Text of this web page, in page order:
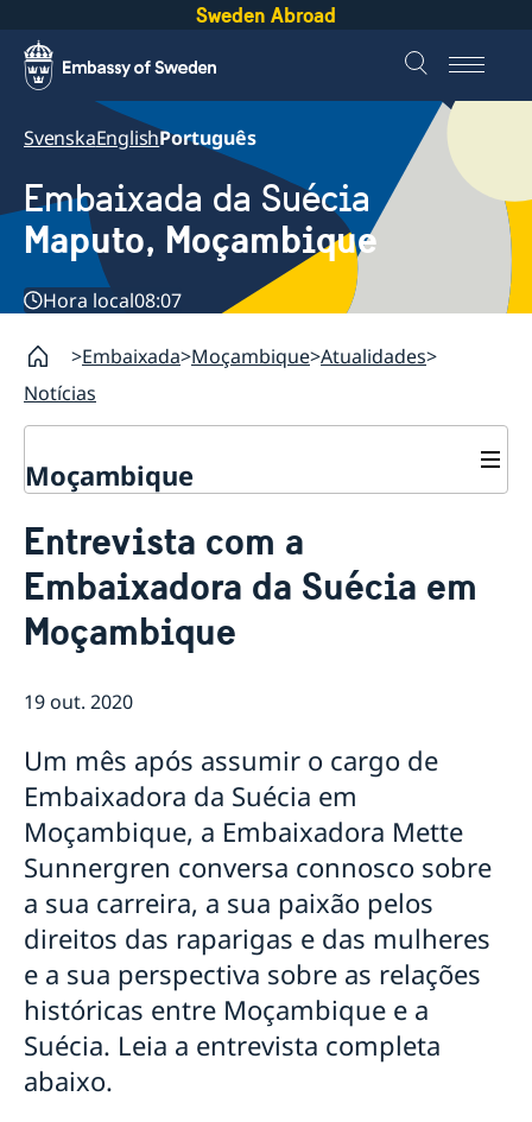
Sweden Abroad
SvenskaEnglishPortuguês
Embaixada da Suécia
Maputo, Moçambique
Hora local08:07
Embaixada Moçambique Atualidades
Notícias
Moçambique
Sobre nós
Pessoal da Embaixada
Atualidades
Notícias
Vistos e Permissões de Residência, Trabalho e
Estudante para a Suécia
para a Embaixada da Suécia em Maputo
Provedora de Justiça da Criança da Suécia visita
Moçambique
Suécia e parceiros lançam subsídio para crianças em
Nampula
Entrevista com a
Embaixadora da Suécia em
Moçambique
19 out. 2020
Um mês após assumir o cargo de
Embaixadora da Suécia em
Moçambique, a Embaixadora Mette
Sunnergren conversa connosco sobre
a sua carreira, a sua paixão pelos
direitos das raparigas e das mulheres
e a sua perspectiva sobre as relações
históricas entre Moçambique e a
Suécia. Leia a entrevista completa
abaixo.